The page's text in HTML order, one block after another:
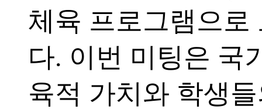
체육 프로그램으로
다. 이번 미팅은 국
육적 가치와 학생